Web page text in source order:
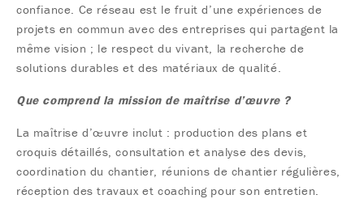
confiance. Ce réseau est le fruit d’une expériences de
projets en commun avec des entreprises qui partagent la
même vision ; le respect du vivant, la recherche de
solutions durables et des matériaux de qualité.
Que comprend la mission de maîtrise d’œuvre ?
La maîtrise d’œuvre inclut : production des plans et
croquis détaillés, consultation et analyse des devis,
coordination du chantier, réunions de chantier régulières,
réception des travaux et coaching pour son entretien.